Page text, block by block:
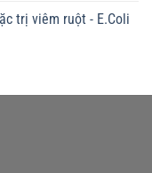
trị viêm ruột - E.Coli